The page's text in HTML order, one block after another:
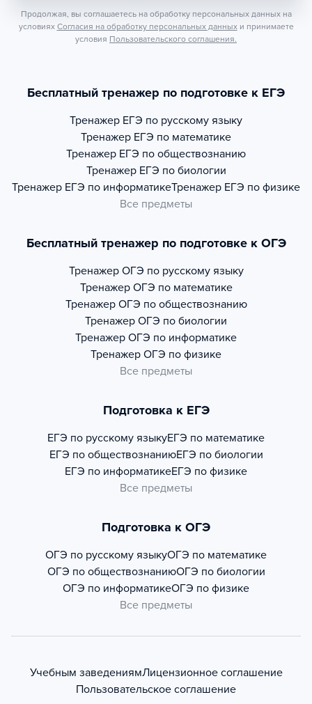
Продолжая, вы соглашаетесь на обработку персональных данных на
условиях Согласия на обработку персональных данных и принимаете
условия Пользовательского соглашения.
Бесплатный тренажер по подготовке к ЕГЭ
Тренажер ЕГЭ по русскому языку
Тренажер ЕГЭ по математике
Тренажер ЕГЭ по обществознанию
Тренажер ЕГЭ по биологии
Тренажер ЕГЭ по информатикеТренажер ЕГЭ по физике
Все предметы
Бесплатный тренажер по подготовке к ОГЭ
Тренажер ОГЭ по русскому языку
Тренажер ОГЭ по математике
Тренажер ОГЭ по обществознанию
Тренажер ОГЭ по биологии
Тренажер ОГЭ по информатике
Тренажер ОГЭ по физике
Все предметы
Подготовка к ЕГЭ
ЕГЭ по русскому языкуЕГЭ по математике
ЕГЭ по обществознаниюЕГЭ по биологии
ЕГЭ по информатикеЕГЭ по физике
Все предметы
Подготовка к ОГЭ
ОГЭ по русскому языкуОГЭ по математике
ОГЭ по обществознаниюОГЭ по биологии
ОГЭ по информатикеОГЭ по физике
Все предметы
Учебным заведениямЛицензионное соглашение
Пользовательское соглашение